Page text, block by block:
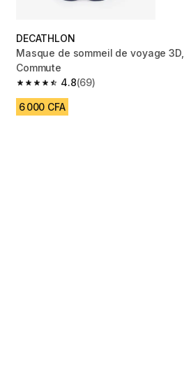
DECATHLON
Masque de sommeil de voyage 3D,
Commute
4.8
4.8 out of 5 stars from 69 reviews
(69)
6 000 CFA